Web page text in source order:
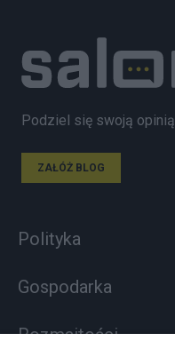
Podziel się swoją opinią
ZAŁÓŻ BLOG
Polityka
Gospodarka
Rozmaitości